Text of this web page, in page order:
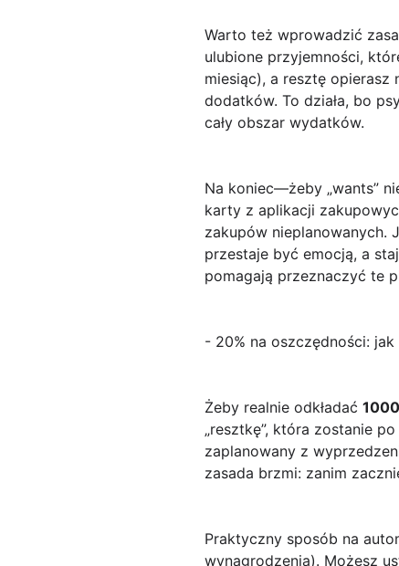
Warto też wprowadzić
ulubione przyjemności,
miesiąc), a resztę opierasz
dodatków. To działa, bo
cały obszar wydatków.
Na koniec—żeby „wants”
karty z aplikacji
zakupów nieplanowanych.
przestaje być emocją, a
pomagają przeznaczyć te
- 20% na oszczędności:
Żeby realnie odkładać
„resztkę”, która zostanie
zaplanowany z
zasada brzmi: zanim
Praktyczny sposób na
wynagrodzenia). Możesz